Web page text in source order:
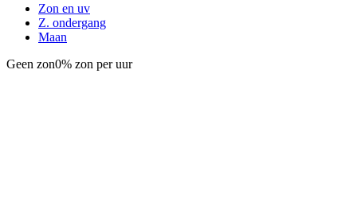
Zon en uv
Z. ondergang
Maan
Geen zon0% zon per uur